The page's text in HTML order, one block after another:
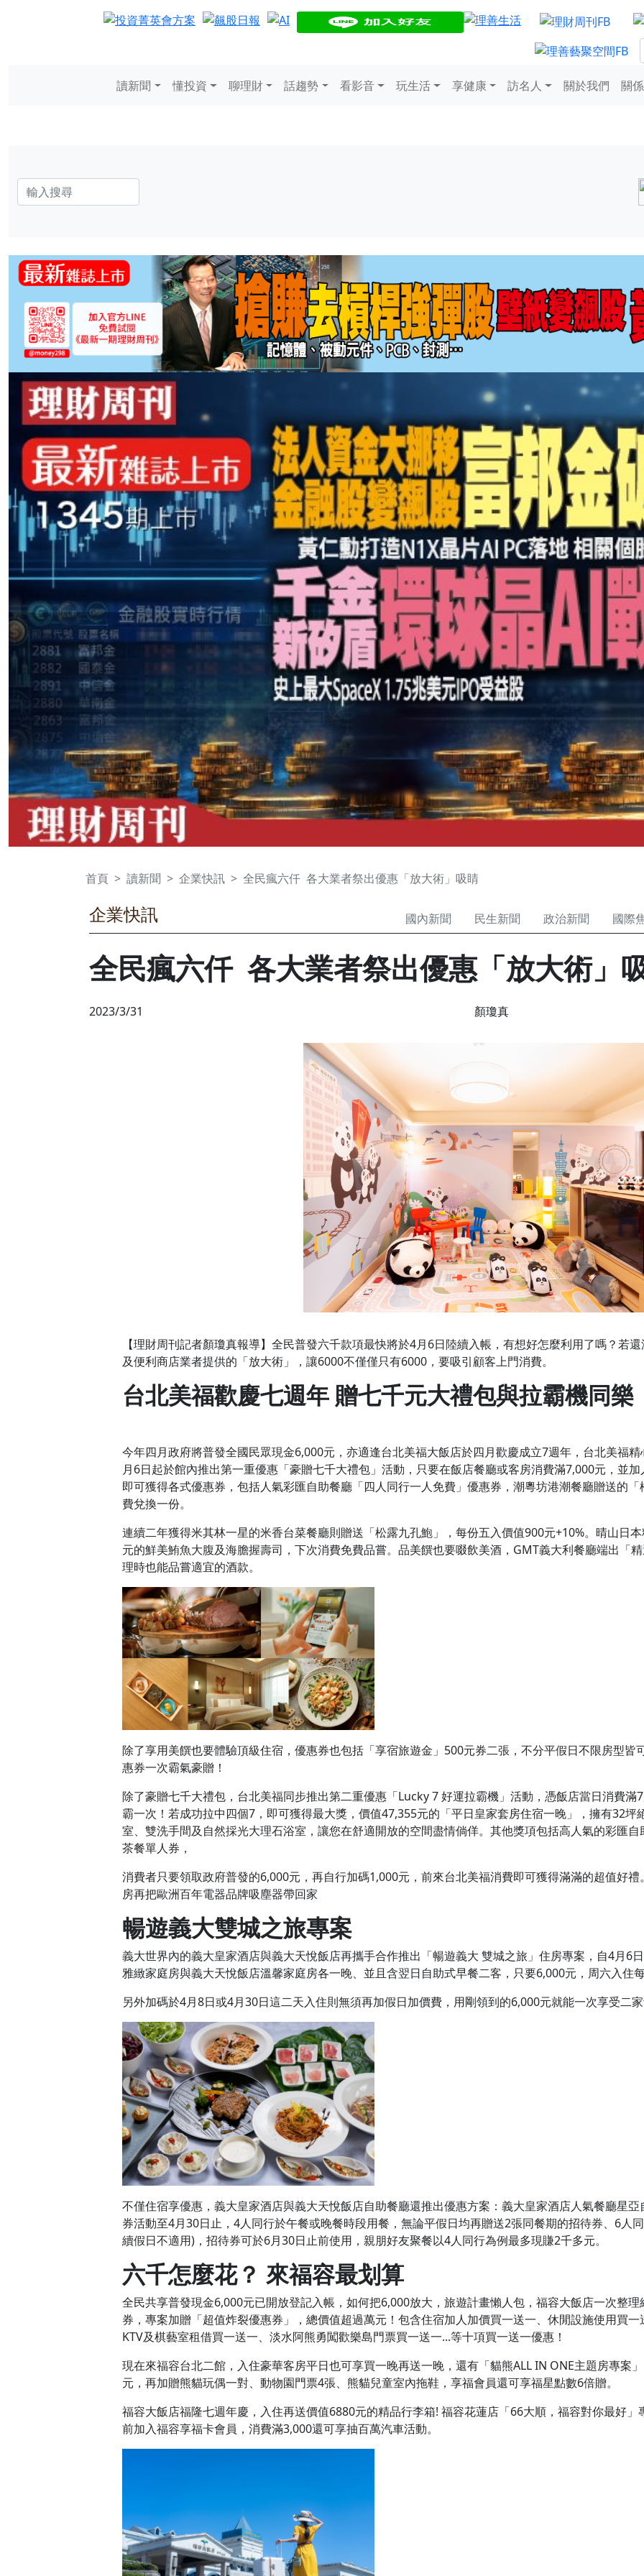
讀新聞 懂投資 聊理財 話趨勢 看影音 玩生活 享健康 訪名人 關於我們 關
首頁 讀新聞 企業快訊 全民瘋六仟 各大業者祭出優惠「放大術」吸睛
企業快訊 國內新聞 民生新聞 政治新聞 國際
全民瘋六仟 各大業者祭出優惠「放大術」
2023/3/31 顏瓊真
【理財周刊記者顏瓊真報導】全民普發六千款項最快將於4月6日陸續入帳，有想好怎麼利用了嗎？若
及便利商店業者提供的「放大術」，讓6000不僅僅只有6000，要吸引顧客上門消費。
台北美福歡慶七週年 贈七千元大禮包與拉霸機同樂
今年四月政府將普發全國民眾現金6,000元，亦適逢台北美福大飯店於四月歡慶成立7週年，台北美福
月6日起於館內推出第一重優惠「豪贈七千大禮包」活動，只要在飯店餐廳或客房消費滿7,000元，並
即可獲得各式優惠券，包括人氣彩匯自助餐廳「四人同行一人免費」優惠券，潮粵坊港潮餐廳贈送的
費兌換一份。
連續二年獲得米其林一星的米香台菜餐廳則贈送「松露九孔鮑」，每份五入價值900元+10%。晴山日
元的鮮美鮪魚大腹及海膽握壽司，下次消費免費品嘗。品美饌也要啜飲美酒，GMT義大利餐廳端出「
理時也能品嘗適宜的酒款。
除了享用美饌也要體驗頂級住宿，優惠券也包括「享宿旅遊金」500元券二張，不分平假日不限房型皆
惠券一次霸氣豪贈！
除了豪贈七千大禮包，台北美福同步推出第二重優惠「Lucky 7 好運拉霸機」活動，憑飯店當日消費
霸一次！若成功拉中四個7，即可獲得最大獎，價值47,355元的「平日皇家套房住宿一晚」，擁有32
室、雙洗手間及自然採光大理石浴室，讓您在舒適開放的空間盡情倘佯。其他獎項包括高人氣的彩匯
茶餐單人券，
消費者只要領取政府普發的6,000元，再自行加碼1,000元，前來台北美福消費即可獲得滿滿的超值好
房再把歐洲百年電器品牌吸塵器帶回家
暢遊義大雙城之旅專案
義大世界內的義大皇家酒店與義大天悅飯店再攜手合作推出「暢遊義大 雙城之旅」住房專案，自4月6
雅緻家庭房與義大天悅飯店溫馨家庭房各一晚、並且含翌日自助式早餐二客，只要6,000元，周六入住
另外加碼於4月8日或4月30日這二天入住則無須再加假日加價費，用剛領到的6,000元就能一次享受二
不僅住宿享優惠，義大皇家酒店與義大天悅飯店自助餐廳還推出優惠方案：義大皇家酒店人氣餐廳星
券活動至4月30日止，4人同行於午餐或晚餐時段用餐，無論平假日均再贈送2張同餐期的招待券、6人
續假日不適用)，招待券可於6月30日止前使用，親朋好友聚餐以4人同行為例最多現賺2千多元。
六千怎麼花？ 來福容最划算
全民共享普發現金6,000元已開放登記入帳，如何把6,000放大，旅遊計畫懶人包，福容大飯店一次整
券，專案加贈「超值炸裂優惠券」，總價值超過萬元！包含住宿加人加價買一送一、休閒設施使用買
KTV及棋藝室租借買一送一、淡水阿熊勇闖歡樂島門票買一送一...等十項買一送一優惠！
現在來福容台北二館，入住豪華客房平日也可享買一晚再送一晚，還有「貓熊ALL IN ONE主題房專案
元，再加贈熊貓玩偶一對、動物園門票4張、熊貓兒童室內拖鞋，享福會員還可享福星點數6倍贈。
福容大飯店福隆七週年慶，入住再送價值6880元的精品行李箱! 福容花蓮店「66大順，福容對你最好
前加入福容享福卡會員，消費滿3,000還可享抽百萬汽車活動。